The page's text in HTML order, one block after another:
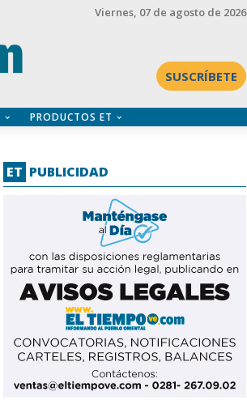
Viernes, 07 de agosto de 2026
SUSCRÍBETE
PRODUCTOS ET
ET PUBLICIDAD